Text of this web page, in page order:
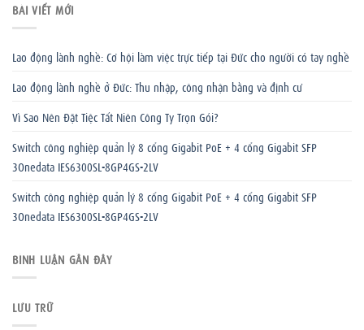
BÀI VIẾT MỚI
Lao động lành nghề: Cơ hội làm việc trực tiếp tại Đức cho người có tay nghề
Lao động lành nghề ở Đức: Thu nhập, công nhận bằng và định cư
Vì Sao Nên Đặt Tiệc Tất Niên Công Ty Trọn Gói?
Switch công nghiệp quản lý 8 cổng Gigabit PoE + 4 cổng Gigabit SFP
3Onedata IES6300SL-8GP4GS-2LV
Switch công nghiệp quản lý 8 cổng Gigabit PoE + 4 cổng Gigabit SFP
3Onedata IES6300SL-8GP4GS-2LV
BÌNH LUẬN GẦN ĐÂY
LƯU TRỮ